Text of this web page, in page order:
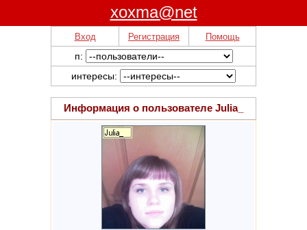
xoxma@net
Вход Регистрация Помощь
п:
интересы:
Информация о пользователе Julia_